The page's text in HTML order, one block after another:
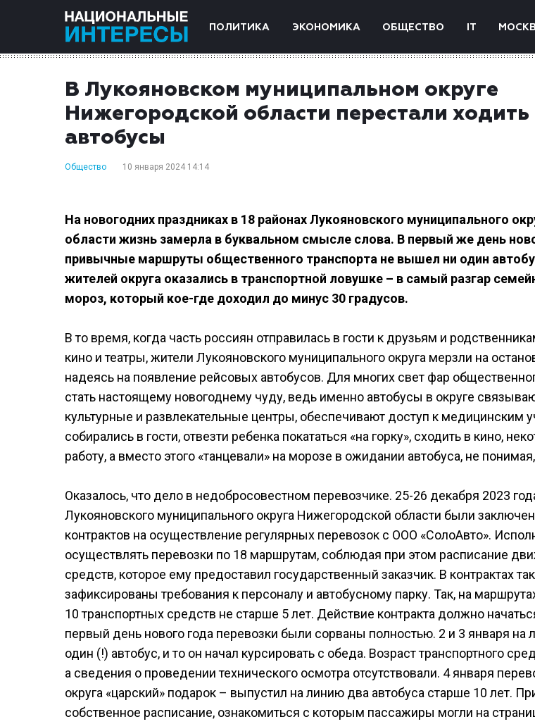
ПОЛИТИКА ЭКОНОМИКА ОБЩЕСТВО IT
В Лукояновском муниципальном округе
Нижегородской области перестали
автобусы
Общество 10 января 2024 14:14
На новогодних праздниках в 18 районах Лукояновского муниципального
области жизнь замерла в буквальном смысле слова. В первый же день
привычные маршруты общественного транспорта не вышел ни один
жителей округа оказались в транспортной ловушке – в самый разгар
мороз, который кое-где доходил до минус 30 градусов.
В то время, когда часть россиян отправилась в гости к друзьям и
кино и театры, жители Лукояновского муниципального округа мерзли на
надеясь на появление рейсовых автобусов. Для многих свет фар
стать настоящему новогоднему чуду, ведь именно автобусы в округе
культурные и развлекательные центры, обеспечивают доступ к
собирались в гости, отвезти ребенка покататься «на горку», сходить в кино,
работу, а вместо этого «танцевали» на морозе в ожидании автобуса, не
Оказалось, что дело в недобросовестном перевозчике. 25-26 декабря 2023
Лукояновского муниципального округа Нижегородской области были
контрактов на осуществление регулярных перевозок с ООО «СолоАвто».
осуществлять перевозки по 18 маршрутам, соблюдая при этом расписание
средств, которое ему предоставил государственный заказчик. В контрактах
зафиксированы требования к персоналу и автобусному парку. Так, на
10 транспортных средств не старше 5 лет. Действие контракта должно
первый день нового года перевозки были сорваны полностью. 2 и 3 января
один (!) автобус, и то он начал курсировать с обеда. Возраст транспортного
а сведения о проведении технического осмотра отсутствовали. 4 января
округа «царский» подарок – выпустил на линию два автобуса старше 10 лет.
собственное расписание, ознакомиться с которым пассажиры могли на